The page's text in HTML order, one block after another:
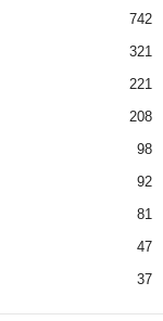
742
321
221
208
98
92
81
47
37